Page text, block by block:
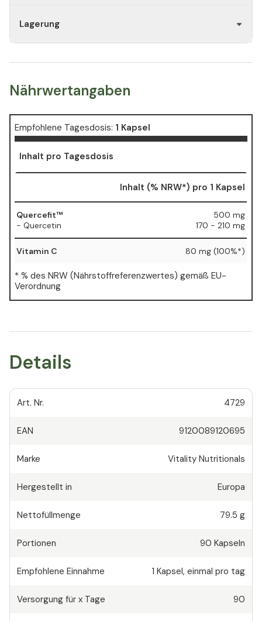
Lagerung
Nährwertangaben
Empfohlene Tagesdosis: 1 Kapsel
Inhalt pro Tagesdosis
Inhalt (% NRW*) pro 1 Kapsel
Quercefit™
- Quercetin
500 mg
170 - 210 mg
Vitamin C 80 mg (100%*)
* % des NRW (Nährstoffreferenzwertes) gemäß EU-
Verordnung
Details
Art. Nr. 4729
EAN 9120089120695
Marke Vitality Nutritionals
Hergestellt in Europa
Nettofüllmenge 79.5 g
Portionen 90 Kapseln
Empfohlene Einnahme 1 Kapsel, einmal pro tag
Versorgung für x Tage 90